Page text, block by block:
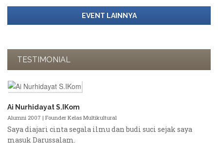
EVENT LAINNYA
TESTIMONIAL
Ai Nurhidayat S.IKom
Alumni 2007 | Founder Kelas Multikultural
Saya diajari cinta segala ilmu dan budi suci sejak saya
masuk Darussalam.